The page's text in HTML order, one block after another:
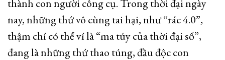
thành con người công cụ. Trong thời đại ngày
nay, những thứ vô cùng tai hại, như “rác 4.0”,
thậm chí có thể ví là “ma túy của thời đại số”,
đang là những thứ thao túng, đầu độc con